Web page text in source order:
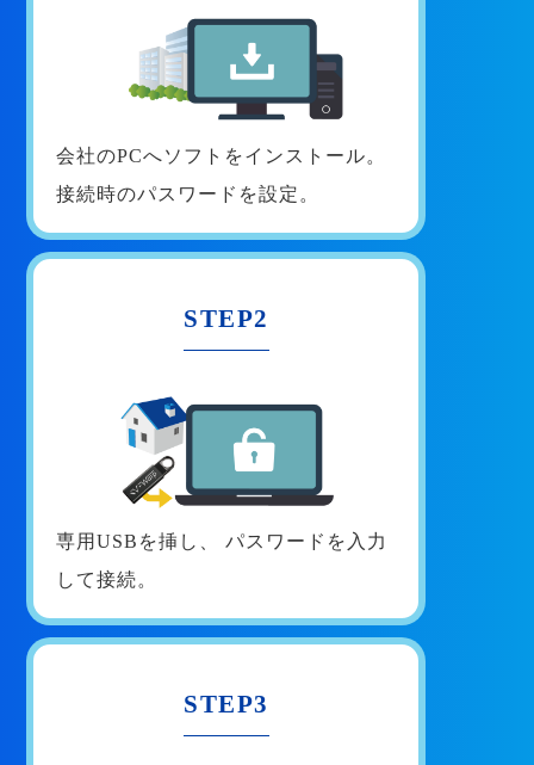
会社のPCへソフトをインストール。
接続時のパスワードを設定。
STEP2
専用USBを挿し、
パスワードを入力
して接続。
STEP3